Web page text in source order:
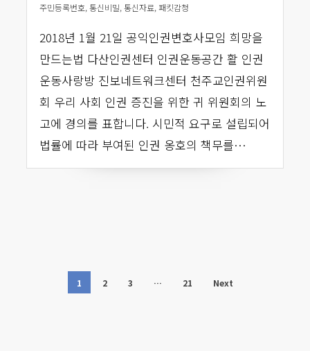
주민등록번호,통신비밀,통신자료,패킷감청
2018년 1월 21일 공익인권변호사모임 희망을
만드는법 다산인권센터 인권운동공간 활 인권
운동사랑방 진보네트워크센터 천주교인권위원
회 우리 사회 인권 증진을 위한 귀 위원회의 노
고에 경의를 표합니다. 시민적 요구로 설립되어
법률에 따라 부여된 인권 옹호의 책무를…
1 2 3 … 21 Next